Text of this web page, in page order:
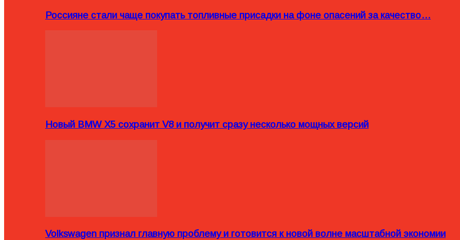
Россияне стали чаще покупать топливные присадки на фоне опасений за качество…
Новый BMW X5 сохранит V8 и получит сразу несколько мощных версий
Volkswagen признал главную проблему и готовится к новой волне масштабной экономии